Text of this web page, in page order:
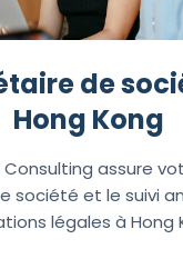
de
Hong Kong
Consulting assure
société et le suivi
légales à Hong